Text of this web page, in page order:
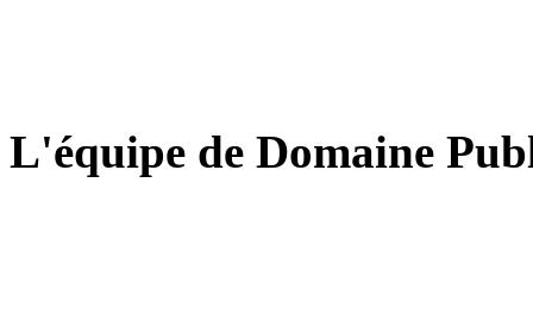
L'équipe de Domaine